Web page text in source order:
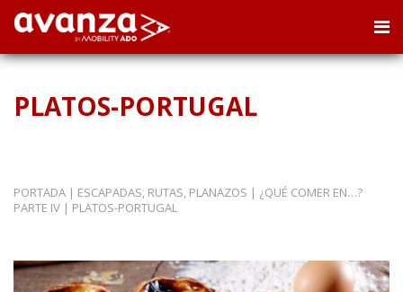
PLATOS-PORTUGAL
PORTADA | ESCAPADAS, RUTAS, PLANAZOS | ¿QUÉ COMER EN…?
PARTE IV | PLATOS-PORTUGAL